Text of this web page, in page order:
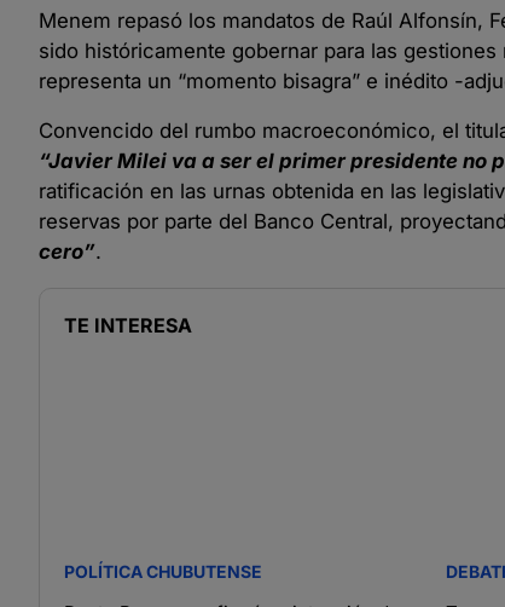
Menem repasó los mandatos de Raúl Alfonsín,
sido históricamente gobernar para las
representa un “momento bisagra” e inédito -
Convencido del rumbo macroeconómico, el
“Javier Milei va a ser el primer presidente no
ratificación en las urnas obtenida en las
reservas por parte del Banco Central,
cero”.
TE INTERESA
POLÍTICA CHUBUTENSE